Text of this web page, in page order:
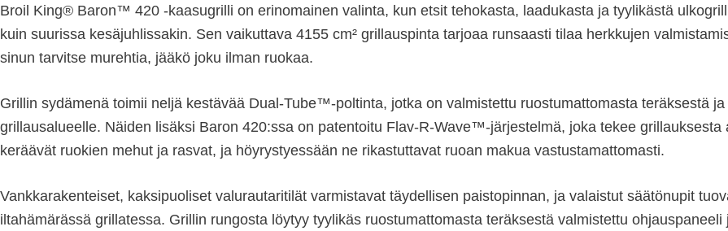
Broil King® Baron™ 420 -kaasugrilli on erinomainen valinta, kun etsit tehokasta, laadukasta ja tyylikästä
kuin suurissa kesäjuhlissakin. Sen vaikuttava 4155 cm² grillauspinta tarjoaa runsaasti tilaa herkkujen
sinun tarvitse murehtia, jääkö joku ilman ruokaa.
Grillin sydämenä toimii neljä kestävää Dual-Tube™-poltinta, jotka on valmistettu ruostumattomasta teräksestä
grillausalueelle. Näiden lisäksi Baron 420:ssa on patentoitu Flav-R-Wave™-järjestelmä, joka tekee
keräävät ruokien mehut ja rasvat, ja höyrystyessään ne rikastuttavat ruoan makua vastustamattomasti.
Vankkarakenteiset, kaksipuoliset valurautaritilät varmistavat täydellisen paistopinnan, ja valaistut säätönupit
iltahämärässä grillatessa. Grillin rungosta löytyy tyylikäs ruostumattomasta teräksestä valmistettu